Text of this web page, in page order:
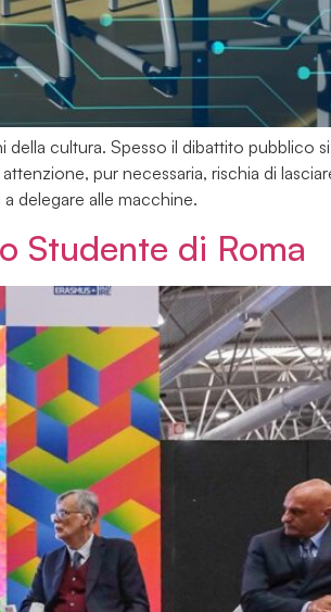
della cultura. Spesso il dibattito pubblico si
pur necessaria, rischia di
delegare alle macchine.
Studente di Roma